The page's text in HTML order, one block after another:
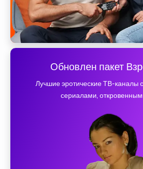
Обновлен пакет
Лучшие эротические ТВ-каналы
сериалами,